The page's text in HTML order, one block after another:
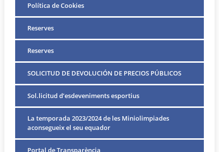
Política de Cookies
Reserves
Reserves
SOLICITUD DE DEVOLUCIÓN DE PRECIOS PÚBLICOS
Sol.licitud d’esdeveniments esportius
La temporada 2023/2024 de les Miniolimpiades
aconsegueix el seu equador
Portal de Transparència